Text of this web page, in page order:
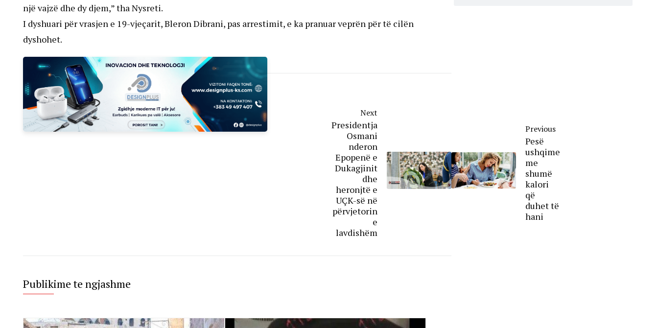
një vajzë dhe dy djem,” tha Nysreti.
I dyshuari për vrasjen e 19-vjeçarit, Bleron Dibrani, pas arrestimit, e ka pranuar veprën për të cilën
dyshohet.
Previous
Pesë
ushqime
me
shumë
kalori
që
duhet të
hani
Next
Presidentja
Osmani
nderon
Epopenë e
Dukagjinit
dhe
heronjtë e
UÇK-së në
përvjetorin
e
lavdishëm
Publikime te ngjashme